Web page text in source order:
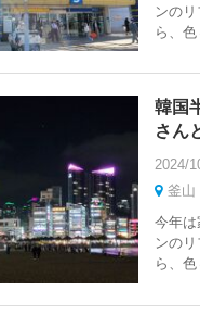
ンの
ら、
韓国
さん
2024/
釜山
今年は
ンの
ら、